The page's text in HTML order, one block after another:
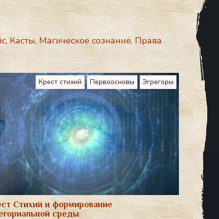
,Касты,Магическое сознание,Права
Крест стихий Первоосновы Эгрегоры
Стихий и формирование
среды